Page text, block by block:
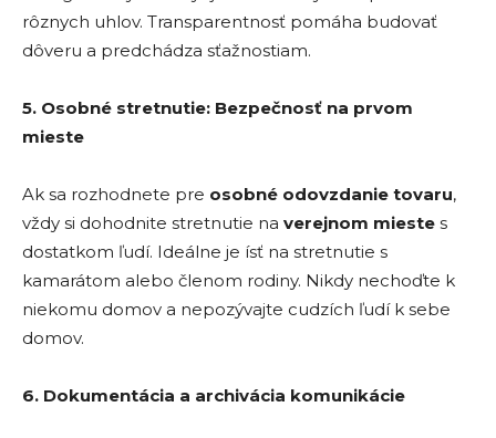
rôznych uhlov. Transparentnosť pomáha budovať
dôveru a predchádza sťažnostiam.
5. Osobné stretnutie: Bezpečnosť na prvom
mieste
Ak sa rozhodnete pre osobné odovzdanie tovaru,
vždy si dohodnite stretnutie na verejnom mieste s
dostatkom ľudí. Ideálne je ísť na stretnutie s
kamarátom alebo členom rodiny. Nikdy nechoďte k
niekomu domov a nepozývajte cudzích ľudí k sebe
domov.
6. Dokumentácia a archivácia komunikácie